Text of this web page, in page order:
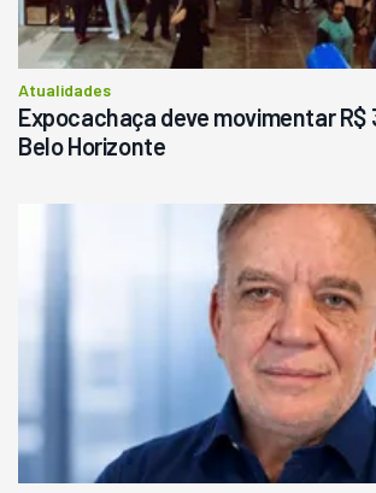
Consultar
Atualidades
Expocachaça deve movimentar R$
Belo Horizonte